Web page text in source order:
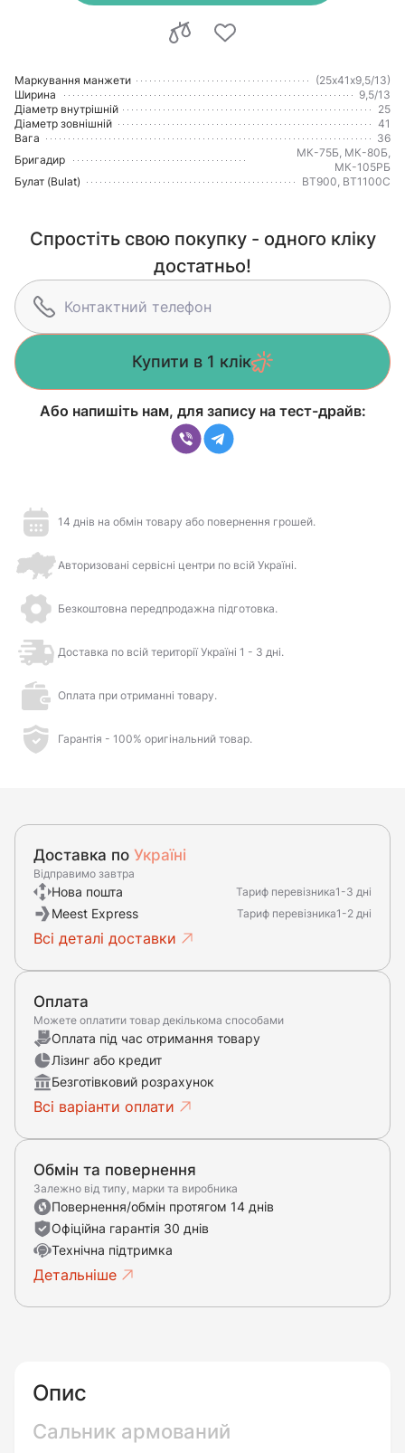
Маркування манжети
(25х41х9,5/13)
Ширина
9,5/13
Діаметр внутрішній
25
Діаметр зовнішній
41
Вага
36
Бригадир
МК-75Б, МК-80Б,
МК-105РБ
Булат (Bulat)
BT900, BT1100C
Спростіть свою покупку - одного кліку
достатньо!
Купити в 1 клік
Або напишіть нам, для запису на тест-драйв:
14 днів на обмін товару або повернення грошей.
Авторизовані сервісні центри по всій Україні.
Безкоштовна передпродажна підготовка.
Доставка по всій території Україні 1 - 3 дні.
Оплата при отриманні товару.
Гарантія - 100% оригінальний товар.
Доставка по Україні
Відправимо завтра
Нова пошта Тариф перевізника1-3 дні
Meest Express Тариф перевізника1-2 дні
Всі деталі доставки
Оплата
Можете оплатити товар декількома способами
Оплата під час отримання товару
Лізинг або кредит
Безготівковий розрахунок
Всі варіанти оплати
Обмін та повернення
Залежно від типу, марки та виробника
Повернення/обмін протягом 14 днів
Офіційна гарантія 30 днів
Технічна підтримка
Детальніше
Опис
Сальник армований